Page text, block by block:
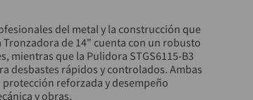
del metal y la construcción que
de 14" cuenta con un robusto
mientras que la Pulidora STGS6115-B3
desbastes rápidos y controlados. Ambas
reforzada y desempeño
y obras.